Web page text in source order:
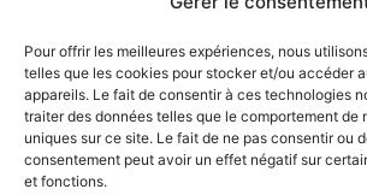
Pour offrir les meilleures expériences, nous
telles que les cookies pour stocker et/ou accéder
appareils. Le fait de consentir à ces technologies
traiter des données telles que le comportement de
uniques sur ce site. Le fait de ne pas consentir ou
consentement peut avoir un effet négatif sur
et fonctions.
k
a
m